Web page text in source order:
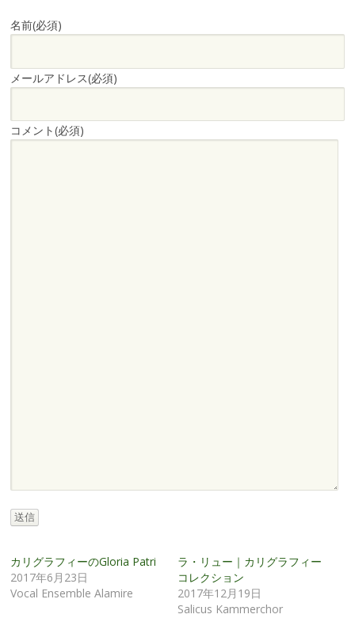
名前(必須)
メールアドレス(必須)
コメント(必須)
送信
カリグラフィーのGloria Patri
2017年6月23日
Vocal Ensemble Alamire
ラ・リュー｜カリグラフィー
コレクション
2017年12月19日
Salicus Kammerchor